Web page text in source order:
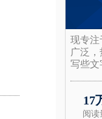
现专
广泛
写些文
17
阅读